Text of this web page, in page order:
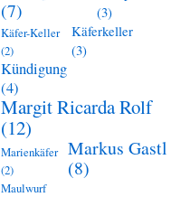
(7)
(3)
Käfer-Keller
(2)
Käferkeller
(3)
Kündigung
(4)
Margit Ricarda Rolf
(12)
Marienkäfer
(2)
Markus Gastl
(8)
Maulwurf